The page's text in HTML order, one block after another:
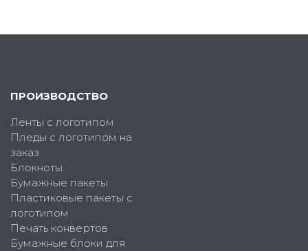
ПРОИЗВОДСТВО
Ленты с логотипом
Пледы с логотипом на
заказ
Блокноты
Бумажные пакеты
Пластиковые пакеты с
логотипом
Печать конвертов
Бумажные блоки для